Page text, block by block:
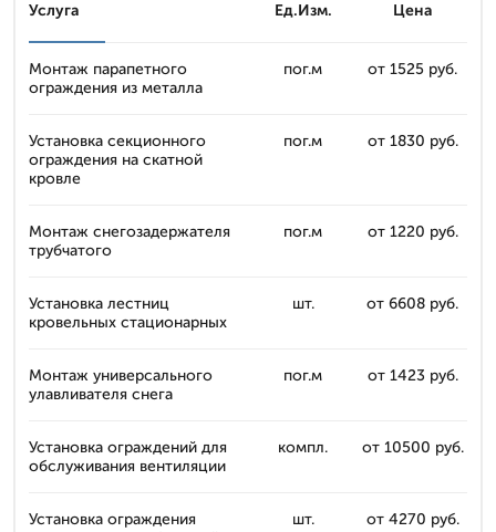
Услуга Ед.Изм. Цена
Монтаж парапетного
ограждения из металла
пог.м от 1525 руб.
Установка секционного
ограждения на скатной
кровле
пог.м от 1830 руб.
Монтаж снегозадержателя
трубчатого
пог.м от 1220 руб.
Установка лестниц
кровельных стационарных
шт. от 6608 руб.
Монтаж универсального
улавливателя снега
пог.м от 1423 руб.
Установка ограждений для
обслуживания вентиляции
компл. от 10500 руб.
Установка ограждения
шт. от 4270 руб.